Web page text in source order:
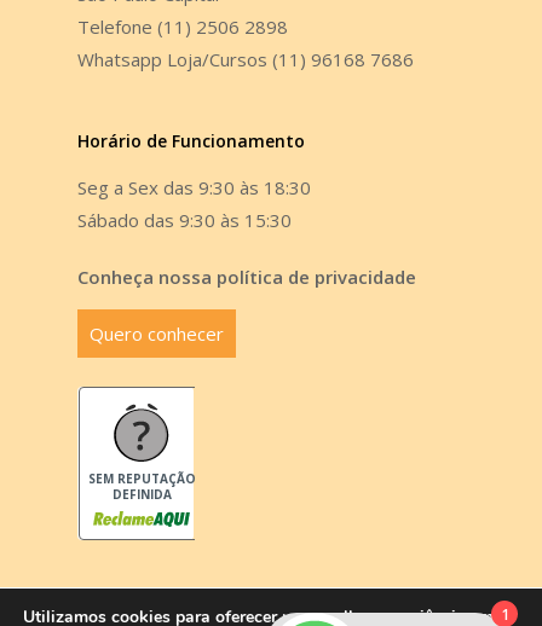
Telefone (11) 2506 2898
Whatsapp Loja/Cursos (11) 96168 7686
Horário de Funcionamento
Seg a Sex das 9:30 às 18:30
Sábado das 9:30 às 15:30
Conheça nossa política de privacidade
Quero conhecer
SEM REPUTAÇÃO
DEFINIDA
Utilizamos cookies para oferecer uma melhor experiência em 1